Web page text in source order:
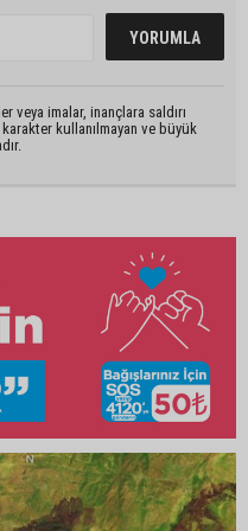
veya imalar, inançlara saldırı
kullanılmayan ve büyük